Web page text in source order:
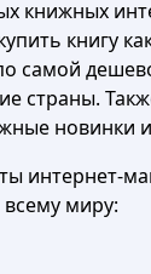
книжных
книгу
самой
страны.
новинки
интернет-
миру: